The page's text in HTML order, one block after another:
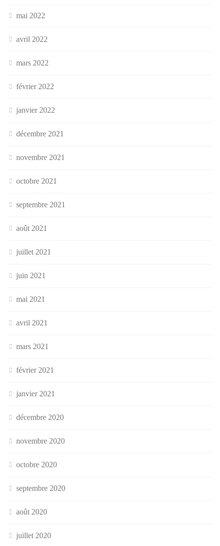
mai 2022
avril 2022
mars 2022
février 2022
janvier 2022
décembre 2021
novembre 2021
octobre 2021
septembre 2021
août 2021
juillet 2021
juin 2021
mai 2021
avril 2021
mars 2021
février 2021
janvier 2021
décembre 2020
novembre 2020
octobre 2020
septembre 2020
août 2020
juillet 2020